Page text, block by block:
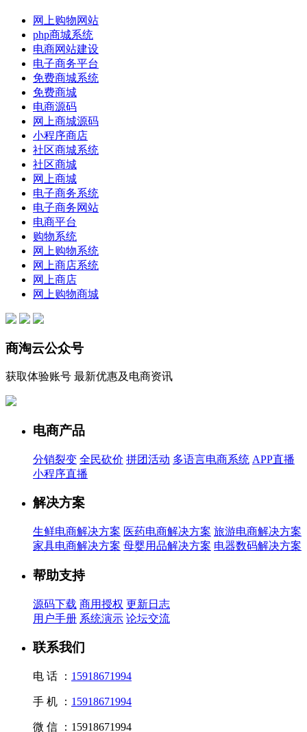
网上购物网站
php商城系统
电商网站建设
电子商务平台
免费商城系统
免费商城
电商源码
网上商城源码
小程序商店
社区商城系统
社区商城
网上商城
电子商务系统
电子商务网站
电商平台
购物系统
网上购物系统
网上商店系统
网上商店
网上购物商城
商淘云公众号
获取体验账号 最新优惠及电商资讯
电商产品
分销裂变 全民砍价 拼团活动 多语言电商系统 APP直播
小程序直播
解决方案
生鲜电商解决方案 医药电商解决方案 旅游电商解决方案
家具电商解决方案 母婴用品解决方案 电器数码解决方案
帮助支持
源码下载 商用授权 更新日志
用户手册 系统演示 论坛交流
联系我们
电 话 ： 15918671994
手 机 ： 15918671994
微 信 ： 15918671994